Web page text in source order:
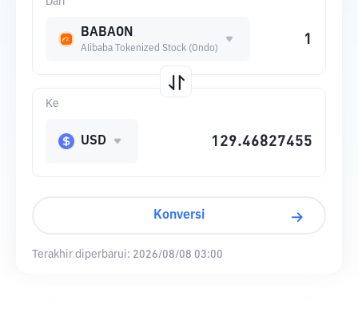
BABAON
Alibaba Tokenized Stock (Ondo)
Ke
USD
Konversi
Terakhir diperbarui: 2026/08/08 03:00